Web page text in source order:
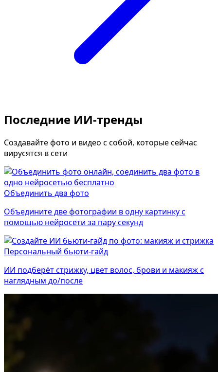
Последние ИИ-тренды
Создавайте фото и видео с собой, которые сейчас
вирусятся в сети
Объединить два фото
Объедините две фотографии в одну картинку с
помощью нейросети за пару секунд
Персональный бьюти-гайд
ИИ подберёт стрижку, цвет волос, брови и макияж с
наглядным до/после